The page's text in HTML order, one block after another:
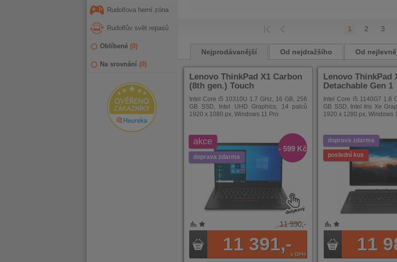
Rudolfova herní zóna
Rudolfův svět repasů
Oblíbené (0)
Na srovnání (0)
Nejprodávanější Od nejdražšího Od
1 2 3
Lenovo ThinkPad X1 Carbon
(8th gen.) Touch
Intel Core i5 10310U 1.7 GHz, 16 GB, 256
GB SSD, Intel UHD Graphics, 14 palců
1920 x 1080 px, Windows 11 Pro
akce
doprava zdarma
- 599 Kč
11 990,-
11 391,-s DPH
Lenovo ThinkPad
Detachable Gen 1
Intel Core i5 1140G7 1.8
GB SSD, Intel Iris Xe
1920 x 1280 px, Windows
doprava zdarma
poslední kus
11
POROVNÁNÍ
OBLÍBENÉ